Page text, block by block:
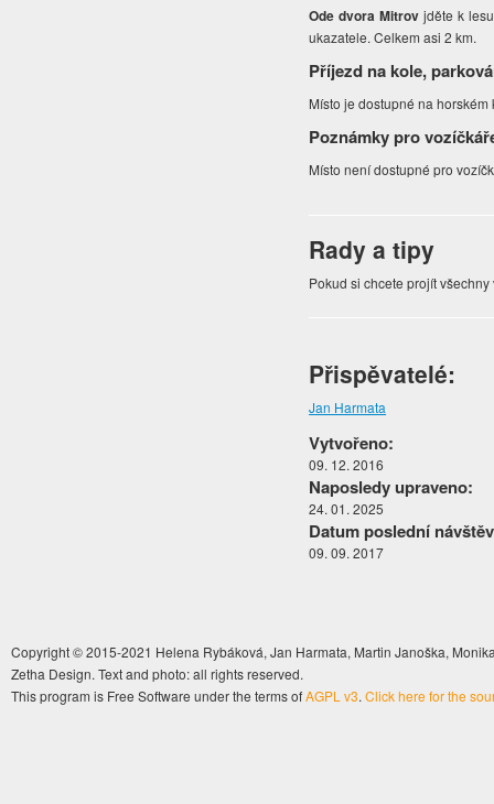
Ode dvora Mitrov jděte k
ukazatele. Celkem asi 2 km.
Příjezd na kole,
Místo je dostupné na
Poznámky pro
Místo není dostupné pro
Rady a tipy
Pokud si chcete projít
Přispěvatelé:
Jan Harmata
Vytvořeno:
09. 12. 2016
Naposledy upraveno:
24. 01. 2025
Datum poslední
09. 09. 2017
Copyright © 2015-2021 Helena Rybáková, Jan Harmata, Martin Janoška,
Zetha Design. Text and photo: all rights reserved.
This program is Free Software under the terms ofAGPL v3. Click here for the